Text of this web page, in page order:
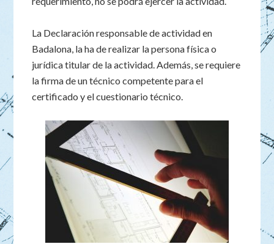
La Declaración responsable de actividad en
Badalona, la ha de realizar la persona física o
jurídica titular de la actividad. Además, se requiere
la firma de un técnico competente para el
certificado y el cuestionario técnico.